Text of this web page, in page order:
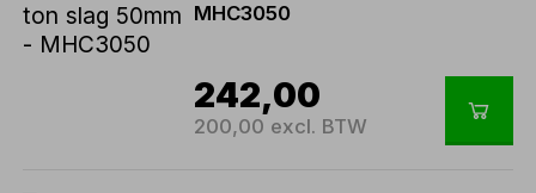
MHC3050
242,00
200,00 excl. BTW